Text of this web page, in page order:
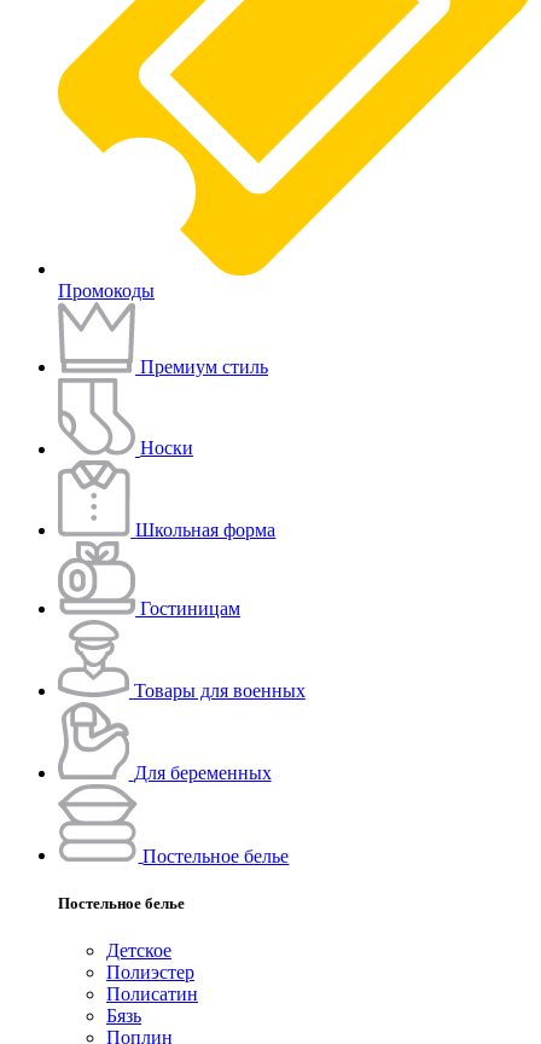
Промокоды
Премиум стиль
Носки
Школьная форма
Гостиницам
Товары для военных
Для беременных
Постельное белье
Постельное белье
Детское
Полиэстeр
Полисатин
Бязь
Поплин